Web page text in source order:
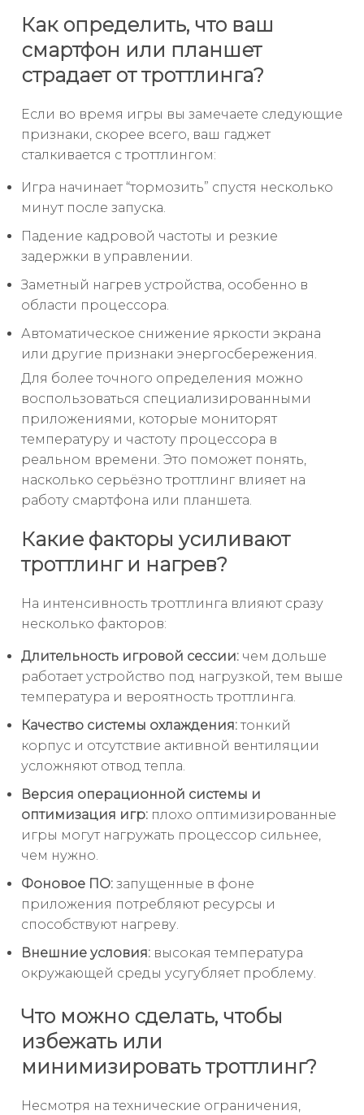
Как определить, что ваш
смартфон или планшет
страдает от троттлинга?
Если во время игры вы замечаете следующие
признаки, скорее всего, ваш гаджет
сталкивается с троттлингом:
Игра начинает “тормозить” спустя несколько
минут после запуска.
Падение кадровой частоты и резкие
задержки в управлении.
Заметный нагрев устройства, особенно в
области процессора.
Автоматическое снижение яркости экрана
или другие признаки энергосбережения.
Для более точного определения можно
воспользоваться специализированными
приложениями, которые мониторят
температуру и частоту процессора в
реальном времени. Это поможет понять,
насколько серьёзно троттлинг влияет на
работу смартфона или планшета.
Какие факторы усиливают
троттлинг и нагрев?
На интенсивность троттлинга влияют сразу
несколько факторов:
Длительность игровой сессии: чем дольше
работает устройство под нагрузкой, тем выше
температура и вероятность троттлинга.
Качество системы охлаждения:тонкий
корпус и отсутствие активной вентиляции
усложняют отвод тепла.
Версия операционной системы и
оптимизация игр: плохо оптимизированные
игры могут нагружать процессор сильнее,
чем нужно.
Фоновое ПО: запущенные в фоне
приложения потребляют ресурсы и
способствуют нагреву.
Внешние условия: высокая температура
окружающей среды усугубляет проблему.
Что можно сделать, чтобы
избежать или
минимизировать троттлинг?
Несмотря на технические ограничения,